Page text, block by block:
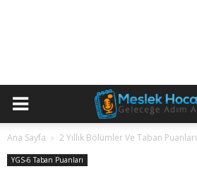
Ana Sayfa 2 Yıllık Bölümler Ve Taban Puanları
YGS-6 Taban Puanları